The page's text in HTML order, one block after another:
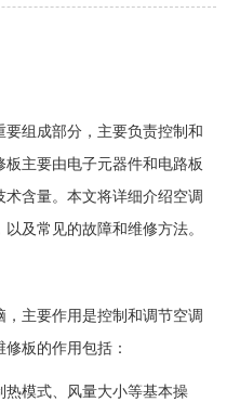
组成部分，主要负责控制和
主要由电子元器件和电路板
含量。本文将详细介绍空调
及常见的故障和维修方法。
主要作用是控制和调节空调
板的作用包括：
模式、风量大小等基本操